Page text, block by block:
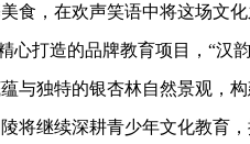
食，在欢声笑语中将这场文化
打造的品牌教育项目， “汉
与独特的银杏林自然景观，构
将继续深耕青少年文化教育